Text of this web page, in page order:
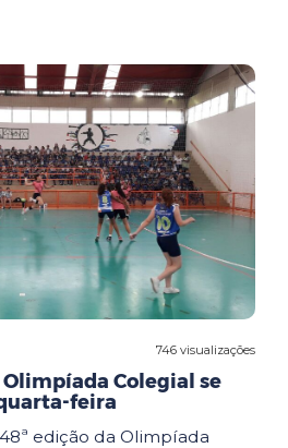
746 visualizações
Colegial se
feira
edição da Olimpíada